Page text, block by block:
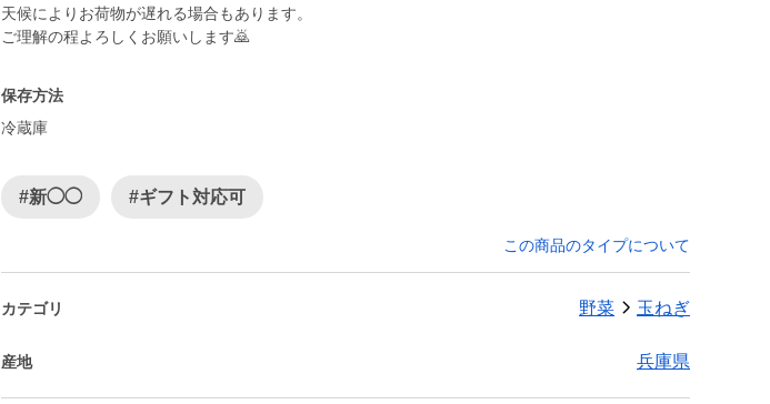
天候によりお荷物が遅れる場合もあります。
ご理解の程よろしくお願いします🙇
保存方法
冷蔵庫
#新◯◯ #ギフト対応可
この商品のタイプについて
カテゴリ 野菜 玉ねぎ
産地 兵庫県